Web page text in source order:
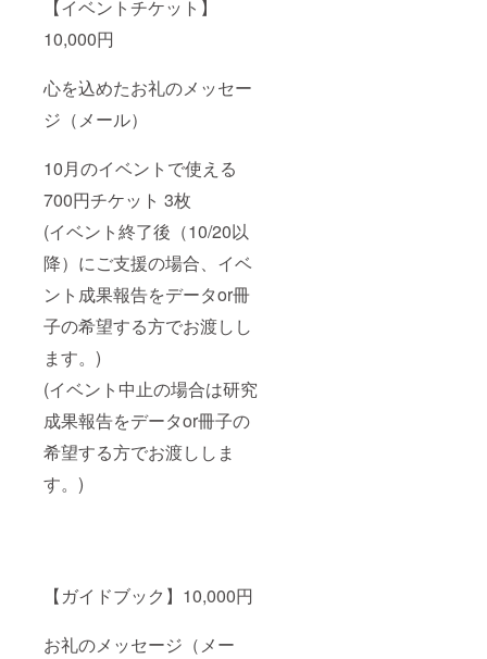
【イベントチケット】
10,000円
心を込めたお礼のメッセー
ジ（メール）
10月のイベントで使える
700円チケット 3枚
(イベント終了後（10/20以
降）にご支援の場合、イベ
ント成果報告をデータor冊
子の希望する方でお渡しし
ます。)
(イベント中止の場合は研究
成果報告をデータor冊子の
希望する方でお渡ししま
す。)
【ガイドブック】10,000円
お礼のメッセージ（メー